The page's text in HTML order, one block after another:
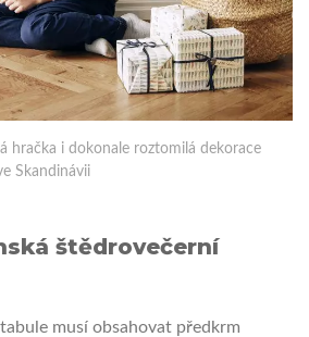
hračka i dokonale roztomilá dekorace
Skandinávii
štědrovečerní
musí obsahovat předkrm